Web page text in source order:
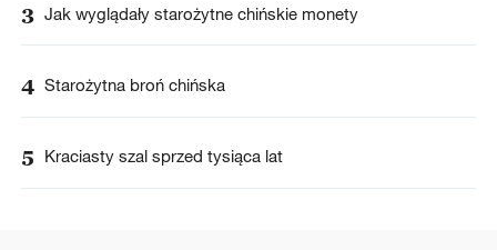
3 Jak wyglądały starożytne chińskie monety
4 Starożytna broń chińska
5 Kraciasty szal sprzed tysiąca lat